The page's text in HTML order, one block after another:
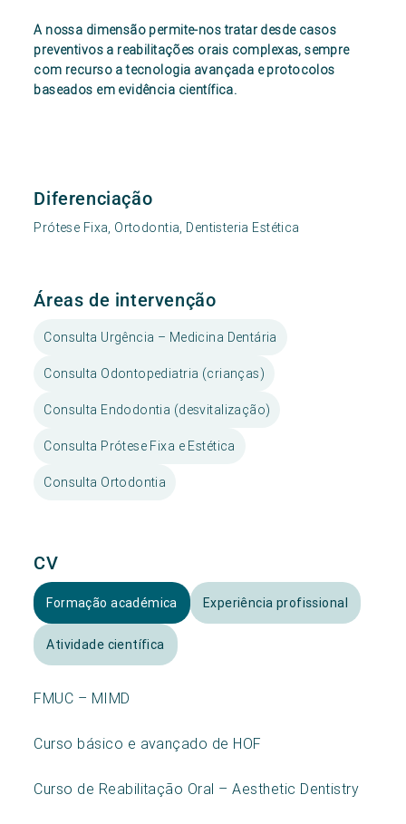
A nossa dimensão permite-nos tratar desde casos
preventivos a reabilitações orais complexas, sempre
com recurso a tecnologia avançada e protocolos
baseados em evidência científica.
Diferenciação
Prótese Fixa, Ortodontia, Dentisteria Estética
Áreas de intervenção
Consulta Urgência – Medicina Dentária
Consulta Odontopediatria (crianças)
Consulta Endodontia (desvitalização)
Consulta Prótese Fixa e Estética
Consulta Ortodontia
CV
Formação académica Experiência profissional
Atividade científica
FMUC – MIMD
Curso básico e avançado de HOF
Curso de Reabilitação Oral – Aesthetic Dentistry